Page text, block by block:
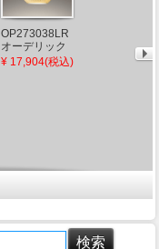
OP273038LR
オーデリック
和風ペンダン
¥ 17,904(税込)
送】 新洋電気
冊 和風ペンダ